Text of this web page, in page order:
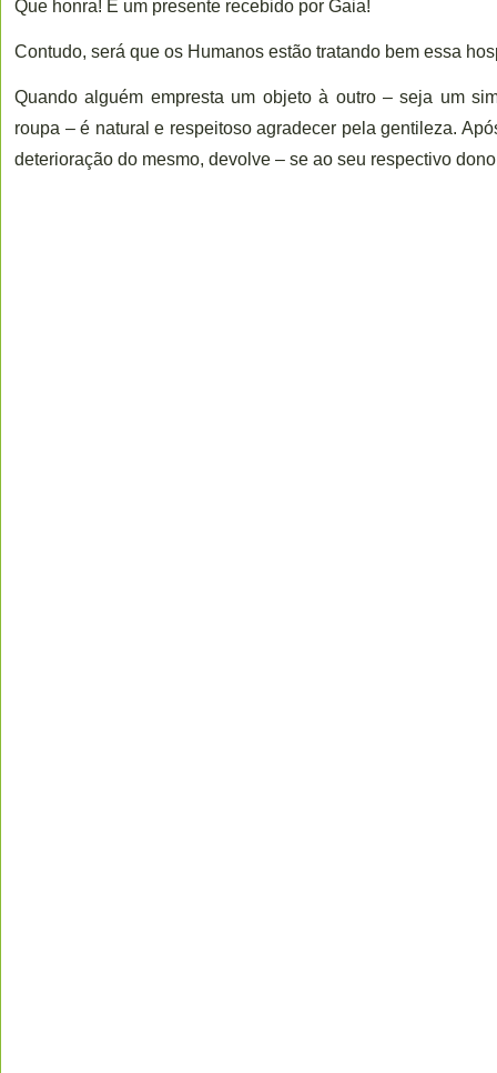
Que honra! É um presente recebido por Gaia!
Contudo, será que os Humanos estão tratando bem essa
Quando alguém empresta um objeto à outro – seja um
roupa – é natural e respeitoso agradecer pela gentileza.
deterioração do mesmo, devolve – se ao seu respectivo